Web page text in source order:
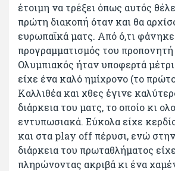
έτοιμη να τρέξει όπως αυτός
πρώτη διακοπή όταν και θα
ευρωπαϊκά ματς. Από ό,τι
προγραμματισμός του προπονητή
Ολυμπιακός ήταν υποφερτά
είχε ένα καλό ημίχρονο (το
Καλλιθέα και χθες έγινε
διάρκεια του ματς, το οποίο κι
εντυπωσιακά. Εύκολα είχε
και στα play off πέρυσι, ενώ
διάρκεια του πρωταθλήματος
πληρώνοντας ακριβά κι ένα